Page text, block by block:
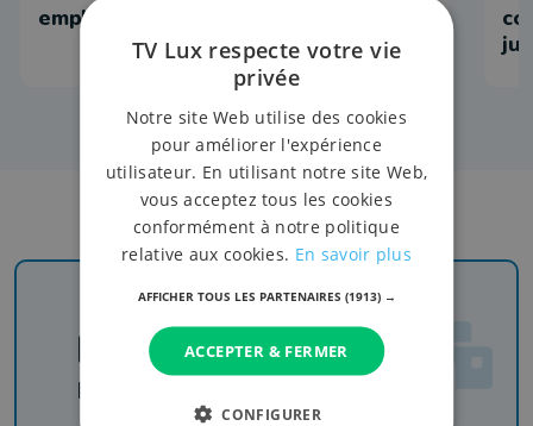
employées
Newsletter
Rejoignez-nous
TV Lux respecte votre vie
privée
Notre site Web utilise des cookies
pour améliorer l'expérience
utilisateur. En utilisant notre site Web,
vous acceptez tous les cookies
conformément à notre politique
relative aux cookies. En savoir plus
AFFICHER TOUS LES PARTENAIRES (1913) →
ACCEPTER & FERMER
CONFIGURER